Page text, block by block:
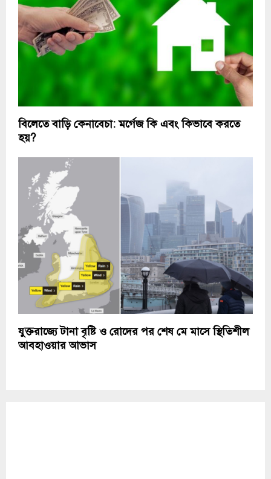
বিলেতে বাড়ি কেনাবেচা: মর্গেজ কি এবং কিভাবে করতে
হয়?
যুক্তরাজ্যে টানা বৃষ্টি ও রোদের পর শেষ মে মাসে স্থিতিশীল
আবহাওয়ার আভাস